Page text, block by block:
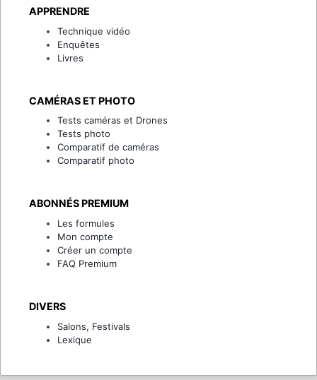
APPRENDRE
Technique vidéo
Enquêtes
Livres
CAMÉRAS ET PHOTO
Tests caméras et Drones
Tests photo
Comparatif de caméras
Comparatif photo
ABONNÉS PREMIUM
Les formules
Mon compte
Créer un compte
FAQ Premium
DIVERS
Salons, Festivals
Lexique